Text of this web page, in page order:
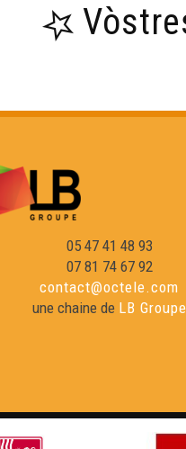
05 47 41 48 93
07 81 74 67 92
contact@octele.com
une chaine de LB Groupe